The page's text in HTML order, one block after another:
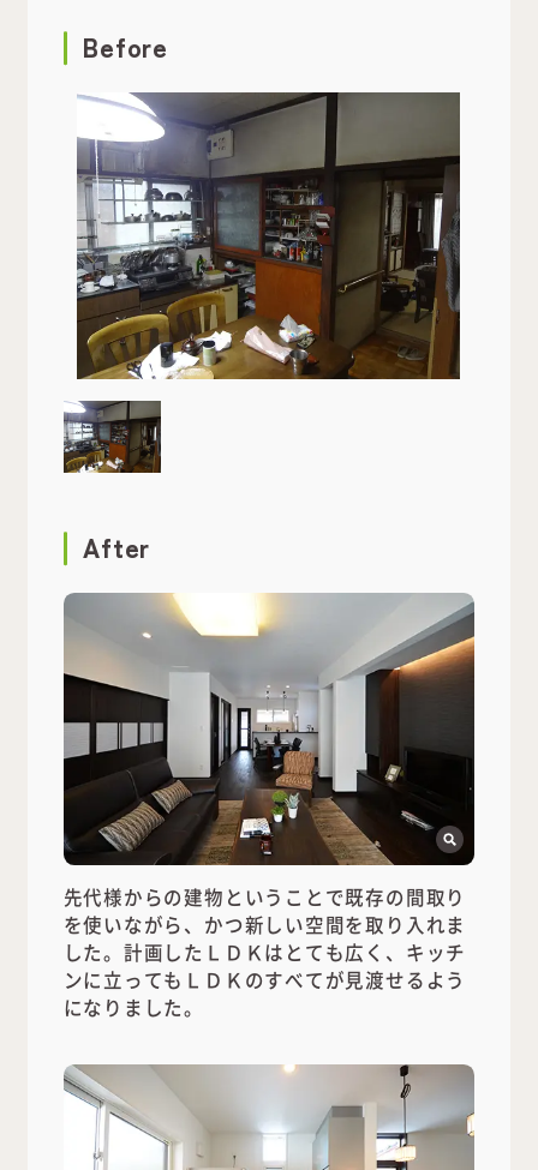
Before
After
先代様からの建物ということで既存の間取り
を使いながら、かつ新しい空間を取り入れま
した。計画したＬＤＫはとても広く、キッチ
ンに立ってもＬＤＫのすべてが見渡せるよう
になりました。